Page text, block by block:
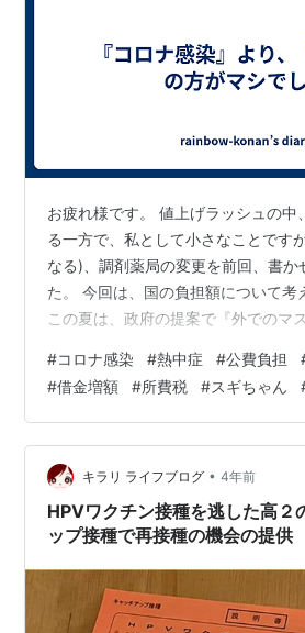
お疲れ様です。 値上げラッシュの中
る一方で、私として小さなことです
なる)、調剤薬局の変更を前回、書か
た。 今回は、国の負担額について考
この夏は、政府の提案で『外でのマ
のでしょうか？ コロナが流行りだし
者⇒18,632,422人 全額公費負担とな
金額が全て国の借金となり私達にの
それに、病院で、医師や看護師さん
なり、経営にすら影響してきます。
らなくてはいけない場合…
#コロナ感染 #熱中症 #公費負担
#借金増額 #所費税 #スギちゃん
キラリ ライフブログ • 4年前
HPVワクチン接種を逃した高
ップ接種で再接種の機会の提供